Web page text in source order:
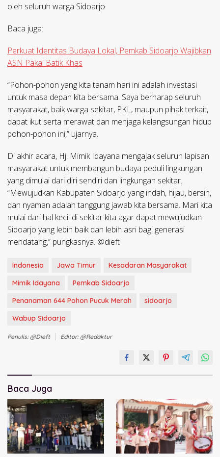
oleh seluruh warga Sidoarjo.
Baca juga:
Perkuat Identitas Budaya Lokal, Pemkab Sidoarjo Wajibkan
ASN Pakai Batik Khas
“Pohon-pohon yang kita tanam hari ini adalah investasi
untuk masa depan kita bersama. Saya berharap seluruh
masyarakat, baik warga sekitar, PKL, maupun pihak terkait,
dapat ikut serta merawat dan menjaga kelangsungan hidup
pohon-pohon ini,” ujarnya.
Di akhir acara, Hj. Mimik Idayana mengajak seluruh lapisan
masyarakat untuk membangun budaya peduli lingkungan
yang dimulai dari diri sendiri dan lingkungan sekitar.
“Mewujudkan Kabupaten Sidoarjo yang indah, hijau, bersih,
dan nyaman adalah tanggung jawab kita bersama. Mari kita
mulai dari hal kecil di sekitar kita agar dapat mewujudkan
Sidoarjo yang lebih baik dan lebih asri bagi generasi
mendatang,” pungkasnya. @dieft
Indonesia Jawa Timur
Kesadaran Masyarakat
Mimik Idayana
Pemkab Sidoarjo
Penanaman 644 Pohon Pucuk Merah
sidoarjo
Wabup Sidoarjo
Penulis: @dieft Editor: @redaktur
Baca Juga